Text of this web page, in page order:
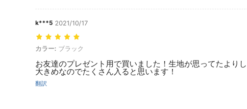
k***5 2021/10/17
カラー: ブラック
カラー: ブラック
お友達のプレゼント用で買いました！生地が思ってたより
大きめなのでたくさん入ると思います！
翻訳